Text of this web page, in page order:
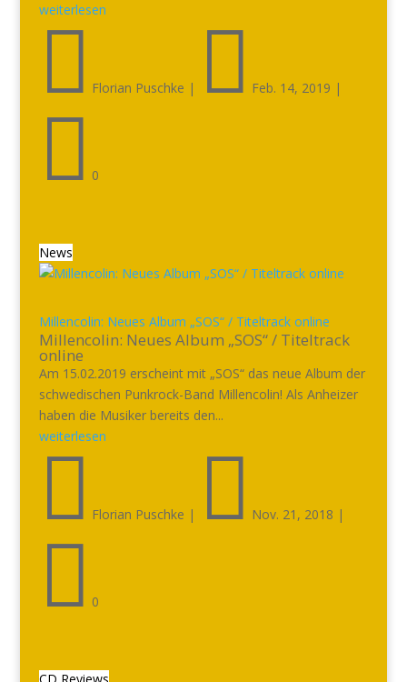
weiterlesen
 Florian Puschke |  Feb. 14, 2019 |
 0
News
Millencolin: Neues Album „SOS“ / Titeltrack online
Millencolin: Neues Album „SOS“ / Titeltrack
online
Am 15.02.2019 erscheint mit „SOS“ das neue Album der
schwedischen Punkrock-Band Millencolin! Als Anheizer
haben die Musiker bereits den...
weiterlesen
 Florian Puschke |  Nov. 21, 2018 |
 0